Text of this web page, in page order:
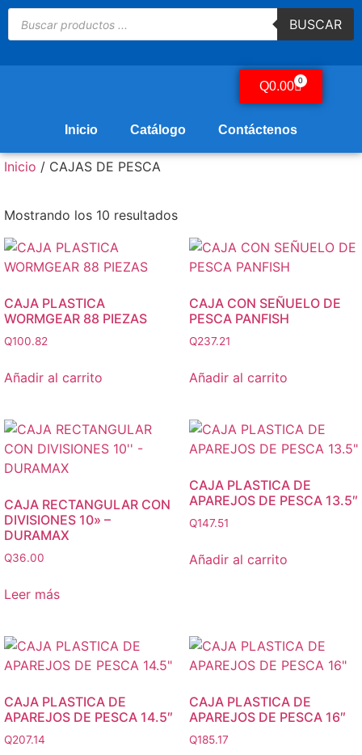
BUSCAR
Q0.00 0
Inicio Catálogo Contáctenos
Inicio / CAJAS DE PESCA
Mostrando los 10 resultados
CAJA PLASTICA
WORMGEAR 88 PIEZAS
Q100.82
Añadir al carrito
CAJA CON SEÑUELO DE
PESCA PANFISH
Q237.21
Añadir al carrito
CAJA RECTANGULAR CON
DIVISIONES 10» –
DURAMAX
Q36.00
Leer más
CAJA PLASTICA DE
APAREJOS DE PESCA 13.5″
Q147.51
Añadir al carrito
CAJA PLASTICA DE
APAREJOS DE PESCA 14.5″
Q207.14
CAJA PLASTICA DE
APAREJOS DE PESCA 16″
Q185.17